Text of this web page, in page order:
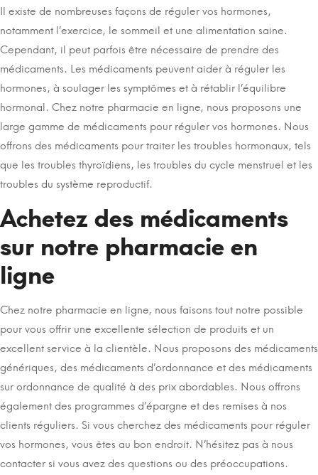
Il existe de nombreuses façons de réguler vos hormones,
notamment l’exercice, le sommeil et une alimentation saine.
Cependant, il peut parfois être nécessaire de prendre des
médicaments. Les médicaments peuvent aider à réguler les
hormones, à soulager les symptômes et à rétablir l’équilibre
hormonal. Chez notre pharmacie en ligne, nous proposons une
large gamme de médicaments pour réguler vos hormones. Nous
offrons des médicaments pour traiter les troubles hormonaux, tels
que les troubles thyroïdiens, les troubles du cycle menstruel et les
troubles du système reproductif.
Achetez des médicaments
sur notre pharmacie en
ligne
Chez notre pharmacie en ligne, nous faisons tout notre possible
pour vous offrir une excellente sélection de produits et un
excellent service à la clientèle. Nous proposons des médicaments
génériques, des médicaments d’ordonnance et des médicaments
sur ordonnance de qualité à des prix abordables. Nous offrons
également des programmes d’épargne et des remises à nos
clients réguliers. Si vous cherchez des médicaments pour réguler
vos hormones, vous êtes au bon endroit. N’hésitez pas à nous
contacter si vous avez des questions ou des préoccupations.